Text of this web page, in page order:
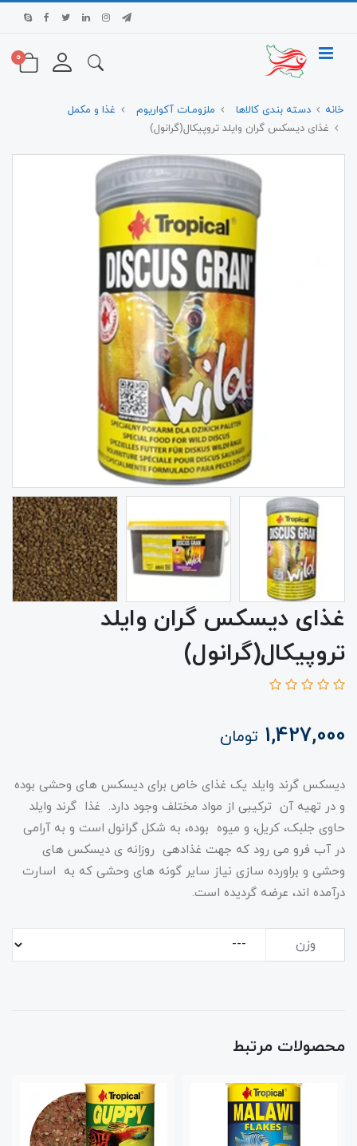
0
خانه دسته بندی کالاها ملزومـات آکواریوم
غذا و مکمل
غذای دیسکس گران وایلد تروپیکال(گرانول)
غذای دیسکس گران وایلد
تروپیکال(گرانول)
1,427,000 تومان
دیسکس گرند وایلد یک غذای خاص برای دیسکس های وحشی بوده
و در تهیه آن ترکیبی از مواد مختلف وجود دارد. غذا گرند وایلد
حاوی جلبک، کریل، و میوه بوده، به شکل گرانول است و به آرامی
در آب فرو می رود که جهت غذادهی روزانه ی دیسکس های
وحشی و براورده سازی نیاز سایر گونه های وحشی که به اسارت
درآمده اند، عرضه گردیده است.
وزن
محصولات مرتبط